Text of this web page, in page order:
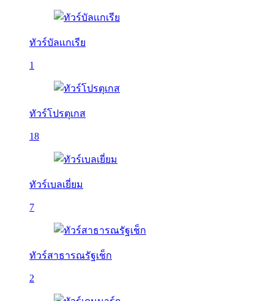
ทัวร์บัลเเกเรีย
1
ทัวร์โปรตุเกส
18
ทัวร์เบลเยี่ยม
7
ทัวร์สาธารณรัฐเช็ก
2